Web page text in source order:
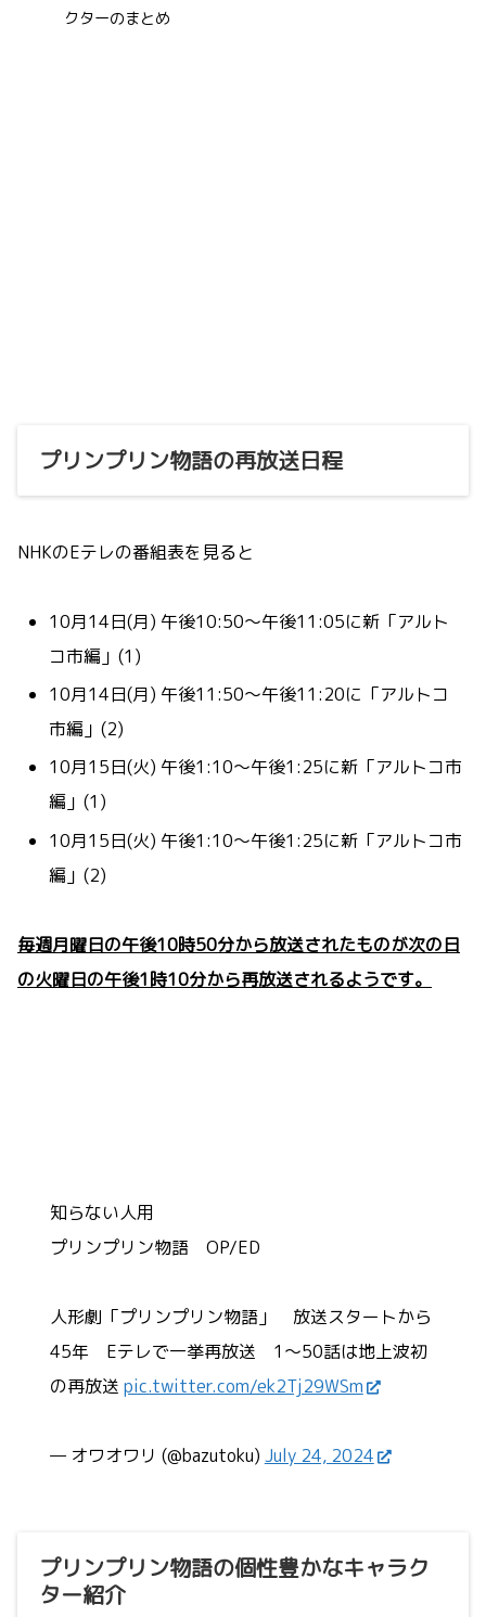
クターのまとめ
プリンプリン物語の再放送日程
NHKのEテレの番組表を見ると
10月14日(月) 午後10:50〜午後11:05に新「アルト
コ市編」(1)
10月14日(月) 午後11 :50〜午後11:20に「アルトコ
市編」(2)
10月15日(火) 午後1:10〜午後1:25に新「アルトコ市
編」(1)
10月15日(火) 午後1:10〜午後1:25に新「アルトコ市
編」(2)
毎週月曜日の午後10時50分から放送されたものが次の日
の火曜日の午後1時10分から再放送されるようです。
知らない人用
プリンプリン物語 OP/ED
人形劇「プリンプリン物語」 放送スタートから
45年 Eテレで一挙再放送 1～50話は地上波初
の再放送 pic.twitter.com/ek2Tj29WSm
— オワオワリ (@bazutoku) July 24, 2024
プリンプリン物語の個性豊かなキャラク
ター紹介